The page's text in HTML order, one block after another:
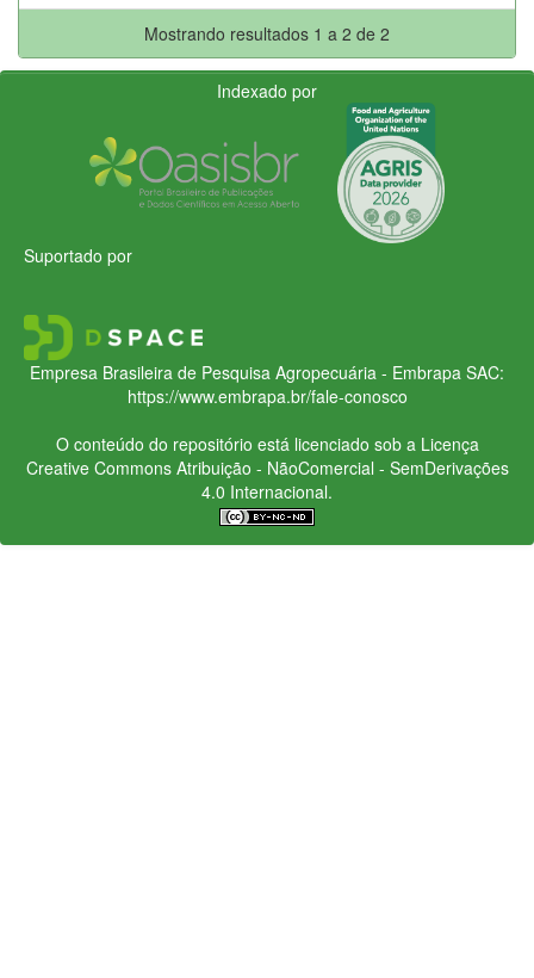
Mostrando resultados 1 a 2 de 2
Indexado por
Suportado por
Empresa Brasileira de Pesquisa Agropecuária - Embrapa SAC:
https://www.embrapa.br/fale-conosco
O conteúdo do repositório está licenciado sob a Licença
Creative CommonsAtribuição - NãoComercial - SemDerivações
4.0 Internacional.